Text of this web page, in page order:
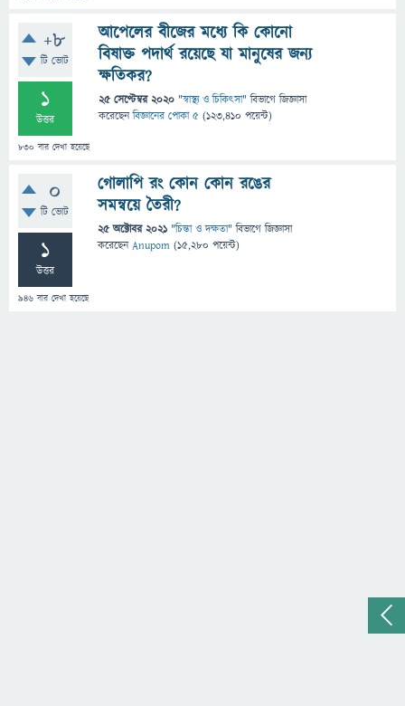
+8
টি ভোট
1
উত্তর
830 বার দেখা হয়েছে
আপেলের বীজের মধ্যে কি কোনো
বিষাক্ত পদার্থ রয়েছে যা মানুষের জন্য
ক্ষতিকর?
25 সেপ্টেম্বর 2020 "স্বাস্থ্য ও চিকিৎসা" বিভাগে জিজ্ঞাসা
করেছেনবিজ্ঞানের পোকা ৫ (123,410 পয়েন্ট)
0
টি ভোট
1
উত্তর
946 বার দেখা হয়েছে
গোলাপি রং কোন কোন রঙের
সমন্বয়ে তৈরী?
25 অক্টোবর 2021 "চিন্তা ও দক্ষতা" বিভাগে জিজ্ঞাসা
করেছেনAnupom (15,280 পয়েন্ট)